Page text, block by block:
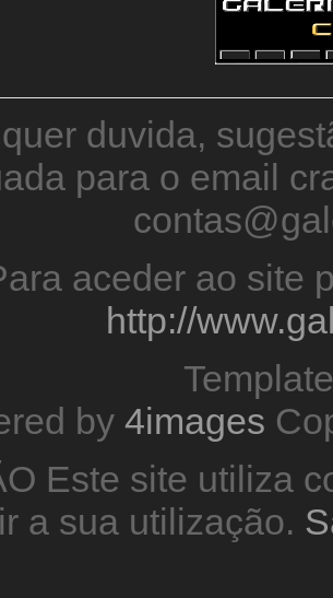
duvida,
para o email
aceder ao site
http://
by 4images
Este site utiliza
a sua utilização.